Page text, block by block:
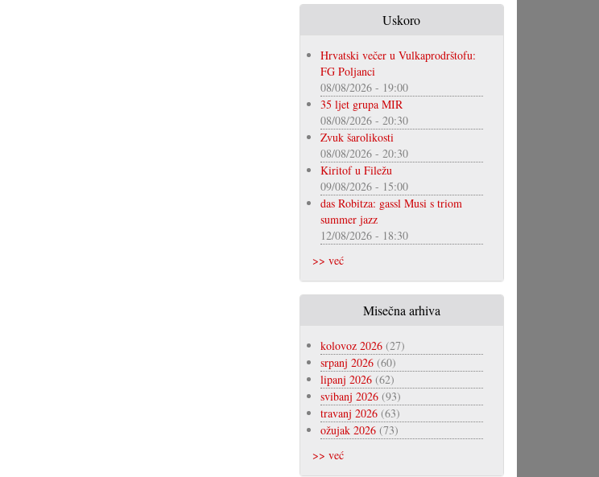
Uskoro
Hrvatski večer u Vulkaprodrštofu:
FG Poljanci
08/08/2026 - 19:00
35 ljet grupa MIR
08/08/2026 - 20:30
Zvuk šarolikosti
08/08/2026 - 20:30
Kiritof u Filežu
09/08/2026 - 15:00
das Robitza: gassl Musi s triom
summer jazz
12/08/2026 - 18:30
>> već
Misečna arhiva
kolovoz 2026(27)
srpanj 2026(60)
lipanj 2026(62)
svibanj 2026(93)
travanj 2026(63)
ožujak 2026(73)
>> već